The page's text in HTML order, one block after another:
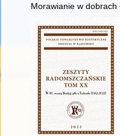
Morawianie w dobrach